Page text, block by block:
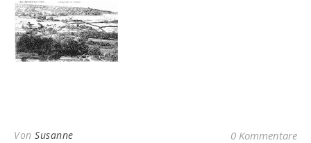
Von Susanne 0 Kommentare